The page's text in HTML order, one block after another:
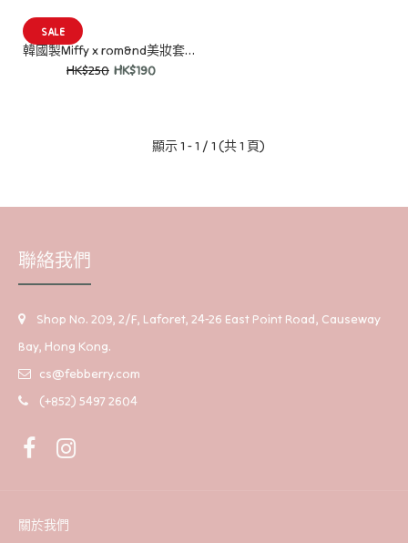
SALE
韓國製Miffy x rom&nd美妝套裝-迷你唇釉2支+眼影+memo
SALE
韓國製Miffy x rom&nd美妝套裝-迷你唇釉2支+眼影+memo紙
HK$250 HK$190
顯示 1 - 1 / 1 (共 1 頁)
聯絡我們
Shop No. 209, 2/F, Laforet, 24-26 East Point Road, Causeway
Bay, Hong Kong.
cs@febberry.com
(+852) 5497 2604
關於我們